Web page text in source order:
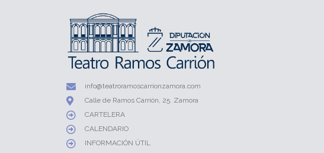
info@teatroramoscarrionzamora.com
Calle de Ramos Carrión, 25. Zamora
CARTELERA
CALENDARIO
INFORMACIÓN ÚTIL